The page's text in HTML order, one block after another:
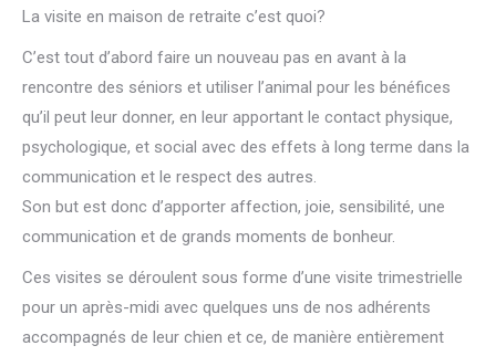
La visite en maison de retraite c’est quoi?
C’est tout d’abord faire un nouveau pas en avant à la
rencontre des séniors et utiliser l’animal pour les bénéfices
qu’il peut leur donner, en leur apportant le contact physique,
psychologique, et social avec des effets à long terme dans la
communication et le respect des autres.
Son but est donc d’apporter affection, joie, sensibilité, une
communication et de grands moments de bonheur.
Ces visites se déroulent sous forme d’une visite trimestrielle
pour un après-midi avec quelques uns de nos adhérents
accompagnés de leur chien et ce, de manière entièrement